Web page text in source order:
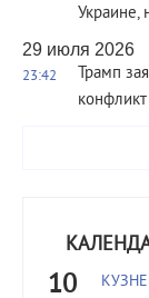
Украине,
29 июля 2026
23:42
Трамп
10